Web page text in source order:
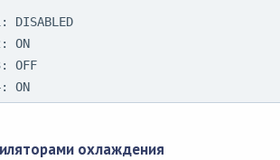
4: ON
охлаждения